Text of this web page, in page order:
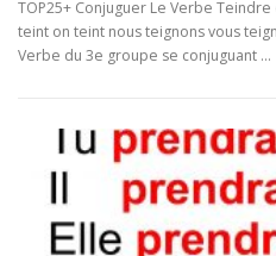
TOP25+ Conjuguer Le Verbe
teint on teint nous teignons vous
Verbe du 3e groupe se conjuguant …